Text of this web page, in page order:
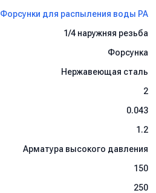
Форсунки для распыления воды PA
1/4 наружняя резьба
Форсунка
Нержавеющая сталь
2
0.043
1.2
Арматура высокого давления
150
250